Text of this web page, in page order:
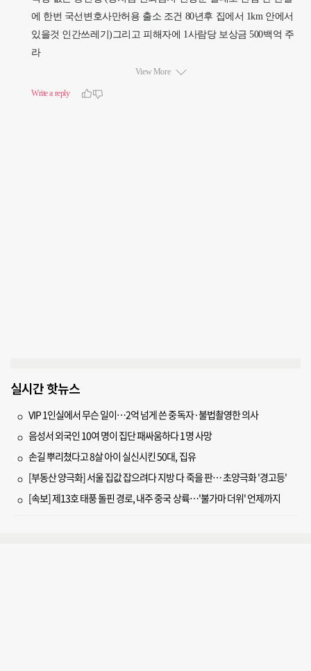
실시간 핫뉴스
VIP 1인실에서 무슨 일이…2억 넘게 쓴 중독자·불법촬영한 의사
음성서 외국인 10여 명이 집단 패싸움하다 1명 사망
손길 뿌리쳤다고 8살 아이 실신시킨 50대, 집유
[부동산 양극화] 서울 집값 잡으려다 지방 다 죽을 판… 초양극화 '경고등'
[속보] 제13호 태풍 돌핀 경로, 내주 중국 상륙…'불가마 더위' 언제까지